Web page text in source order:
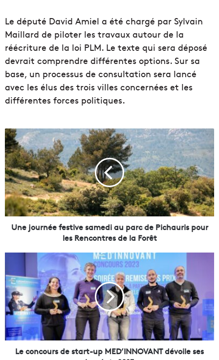
Le député David Amiel a été chargé par Sylvain
Maillard de piloter les travaux autour de la
réécriture de la loi PLM. Le texte qui sera déposé
devrait comprendre différentes options. Sur sa
base, un processus de consultation sera lancé
avec les élus des trois villes concernées et les
différentes forces politiques.
U
n
e
j
o
u
r
n
é
i
v
e
s
a
m
e
Une journée festive samedi au parc de Pichauris pour
les Rencontres de la Forêt
c
o
n
c
o
u
r
Le concours de start-up MED’INNOVANT dévoile ses